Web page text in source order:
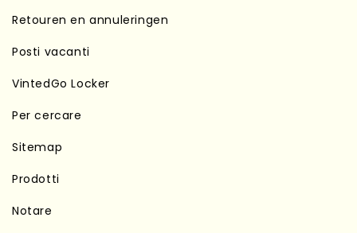
Retouren en annuleringen
Posti vacanti
VintedGo Locker
Per cercare
Sitemap
Prodotti
Notare